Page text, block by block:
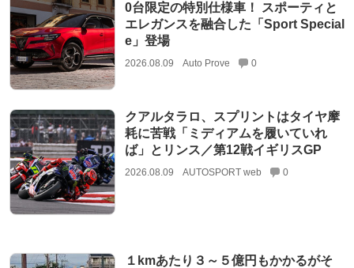
0台限定の特別仕様車！ スポーティと
エレガンスを融合した「Sport Special
e」登場
2026.08.09 Auto Prove 0
クアルタラロ、スプリントはタイヤ摩
耗に苦戦「ミディアムを履いていれ
ば」とリンス／第12戦イギリスGP
2026.08.09 AUTOSPORT web 0
１kmあたり３～５億円もかかるがそ